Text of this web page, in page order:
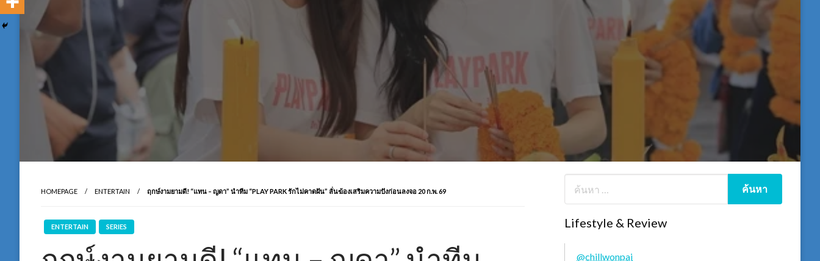
HOMEPAGE ENTERTAIN ฤกษ์งามยามดี! “แทน – ญดา” นำทีม “PLAY PARK รักไม่คาดฝัน” ลั่นฆ้องเสริมความปังก่อนลงจอ 20 ก.พ. 69
ENTERTAIN SERIES Lifestyle & Review
@chillwonpai